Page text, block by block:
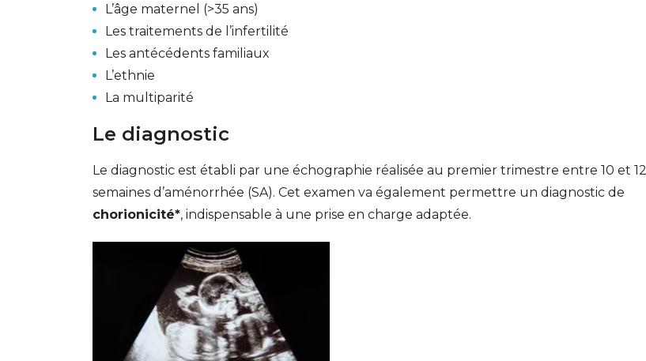
L’âge maternel (>35 ans)
Les traitements de l’infertilité
Les antécédents familiaux
L’ethnie
La multiparité
Le diagnostic
Le diagnostic est établi par une échographie réalisée au premier trimestre entre 10 et 12
semaines d’aménorrhée (SA). Cet examen va également permettre un diagnostic de
chorionicité*, indispensable à une prise en charge adaptée.